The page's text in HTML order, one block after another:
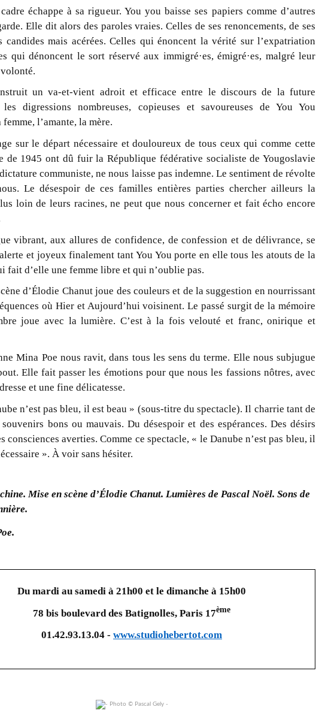
échappe à sa rigueur. You you baisse ses papiers comme d’autres
Elle dit alors des paroles vraies. Celles de ses renoncements, de ses
candides mais acérées. Celles qui énoncent la vérité sur l’expatriation
qui dénoncent le sort réservé aux immigré·es, émigré·es, malgré leur
un va-et-vient adroit et efficace entre le discours de la future
digressions nombreuses, copieuses et savoureuses de You You
l’amante, la mère.
sur le départ nécessaire et douloureux de tous ceux qui comme cette
de 1945 ont dû fuir la République fédérative socialiste de Yougoslavie
communiste, ne nous laisse pas indemne. Le sentiment de révolte
Le désespoir de ces familles entières parties chercher ailleurs la
loin de leurs racines, ne peut que nous concerner et fait écho encore
vibrant, aux allures de confidence, de confession et de délivrance, se
et joyeux finalement tant You You porte en elle tous les atouts de la
fait d’elle une femme libre et qui n’oublie pas.
d’Élodie Chanut joue des couleurs et de la suggestion en nourrissant
où Hier et Aujourd’hui voisinent. Le passé surgit de la mémoire
joue avec la lumière. C’est à la fois velouté et franc, onirique et
Mina Poe nous ravit, dans tous les sens du terme. Elle nous subjugue
Elle fait passer les émotions pour que nous les fassions nôtres, avec
et une fine délicatesse.
n’est pas bleu, il est beau » (sous-titre du spectacle). Il charrie tant de
souvenirs bons ou mauvais. Du désespoir et des espérances. Des désirs
consciences averties. Comme ce spectacle, « le Danube n’est pas bleu, il
». À voir sans hésiter.
Mise en scène d’Élodie Chanut. Lumières de Pascal Noël. Sons de
Du mardi au samedi à 21h00 et le dimanche à 15h00
78 bis boulevard des Batignolles, Paris 17ème
01.42.93.13.04 - www.studiohebertot.com